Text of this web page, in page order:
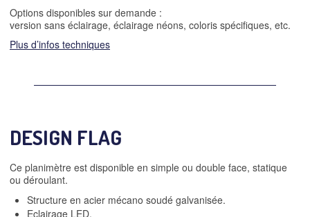
Options disponibles sur demande :
version sans éclairage, éclairage néons, coloris spécifiques, etc.
Plus d’infos techniques
DESIGN FLAG
Ce planimètre est disponible en simple ou double face, statique
ou déroulant.
Structure en acier mécano soudé galvanisée.
Eclairage LED.